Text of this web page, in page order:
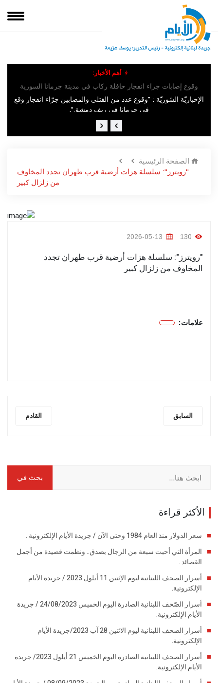
أهم الأخبار:
الإخباريّة السّوريّة : "وقوع عدد من القتلى والمصابين جرّاء انفجار وقع
في ​جرمانا​ في ريف دمشق".
وقوع إصابات جراء انفجار حافلة ركاب في مدينة جرمانا السورية
الصفحة الرئيسية
"رويترز": سلسلة هزات أرضية قرب طهران تجدد المخاوف
من زلزال كبير
"رويترز": سلسلة هزات أرضية قرب طهران تجدد
المخاوف من زلزال كبير
علامات:
القادم السابق
الأكثر قراءة
سعر الدولار منذ العام 1984 وحتى الآن / جريدة الأيام الإلكترونية .
المرأة التي أحبت سبعة من الرجال بصدق.. ونظمت قصيدة من أجمل
القصائد .
أسرار الصحف اللبنانية ليوم الإثنين 11 أيلول 2023 / جريدة الأيام
الإلكترونية.
أسرار الصّحف اللبنانية الصادرة اليوم الخميس 24/08/2023 / جريدة
الأيام الإلكترونية.
أسرار الصحف اللبنانية ليوم الاثنين 28 آب 2023/جريدة الأيام
الإلكترونية.
أسرار الصحف اللبنانية الصادرة اليوم الخميس 21 أيلول 2023/ جريدة
الأيام الإلكترونية.